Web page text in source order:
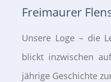
Freimaurer
Unsere Loge – die
blickt inzwischen
jährige Geschichte